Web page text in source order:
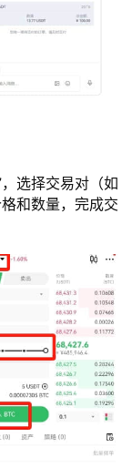
选择交易对（如
和数量，完成交